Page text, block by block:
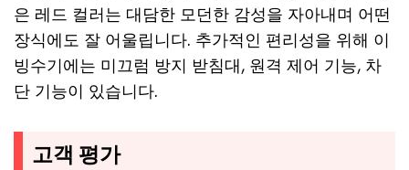
은 레드 컬러는 대담한 모던한 감성을 자아내며 어떤
장식에도 잘 어울립니다. 추가적인 편리성을 위해 이
빙수기에는 미끄럼 방지 받침대, 원격 제어 기능, 차
단 기능이 있습니다.
고객 평가